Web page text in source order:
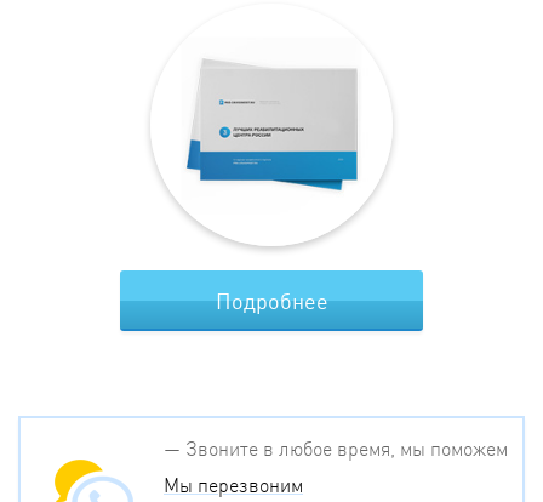
Подробнее
— Звоните в любое время, мы поможем
Мы перезвоним